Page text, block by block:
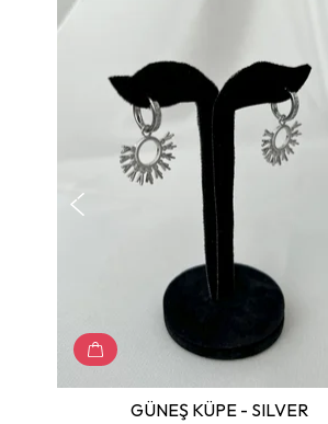
GÜNEŞ KÜPE - SILVER